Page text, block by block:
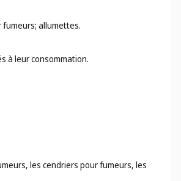
allumettes.
à leur consommation.
les cendriers pour fumeurs, les